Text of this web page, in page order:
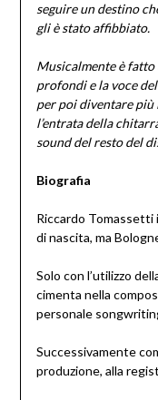
seguire un destino
gli è stato affibbiato.
Musicalmente è
profondi e la voce
per poi diventare più
l’entrata della
sound del resto del
Biografia
Riccardo Tomassetti
di nascita, ma
Solo con l’utilizzo
cimenta nella
personale
Successivamente
produzione, alla